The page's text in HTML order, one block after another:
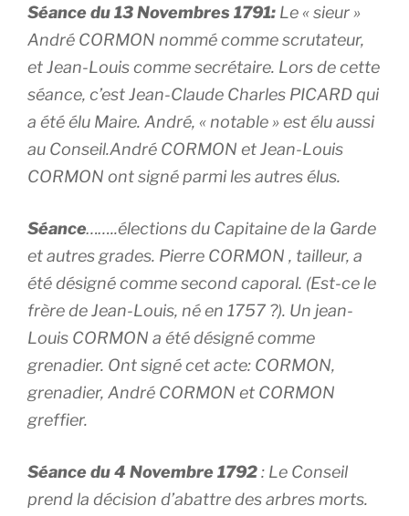
Séance du 13 Novembres 1791: Le « sieur »
André CORMON nommé comme scrutateur,
et Jean-Louis comme secrétaire. Lors de cette
séance, c’est Jean-Claude Charles PICARD qui
a été élu Maire. André, « notable » est élu aussi
au Conseil.André CORMON et Jean-Louis
CORMON ont signé parmi les autres élus.
Séance……..élections du Capitaine de la Garde
et autres grades. Pierre CORMON , tailleur, a
été désigné comme second caporal. (Est-ce le
frère de Jean-Louis, né en 1757 ?). Un jean-
Louis CORMON a été désigné comme
grenadier. Ont signé cet acte: CORMON,
grenadier, André CORMON et CORMON
greffier.
Séance du 4 Novembre 1792: Le Conseil
prend la décision d’abattre des arbres morts.